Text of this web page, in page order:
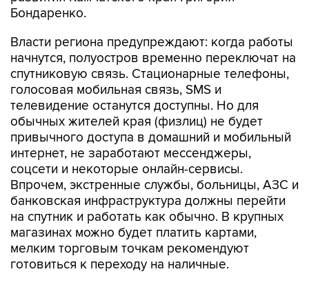
Бондаренко.
Власти региона предупреждают: когда работы
начнутся, полуостров временно переключат на
спутниковую связь. Стационарные телефоны,
голосовая мобильная связь, SMS и
телевидение останутся доступны. Но для
обычных жителей края (физлиц) не будет
привычного доступа в домашний и мобильный
интернет, не заработают мессенджеры,
соцсети и некоторые онлайн-сервисы.
Впрочем, экстренные службы, больницы, АЗС и
банковская инфраструктура должны перейти
на спутник и работать как обычно. В крупных
магазинах можно будет платить картами,
мелким торговым точкам рекомендуют
готовиться к переходу на наличные.